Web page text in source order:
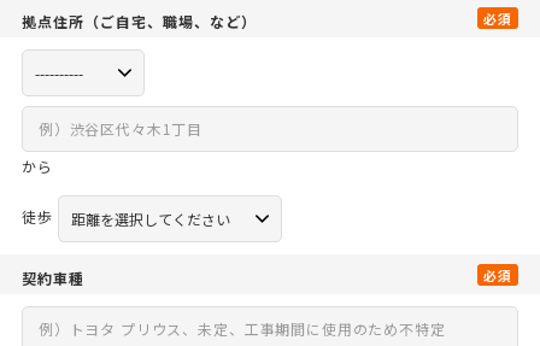
拠点住所 （ご自宅、 職場、など） 必須
から
徒歩
契約車種 必須